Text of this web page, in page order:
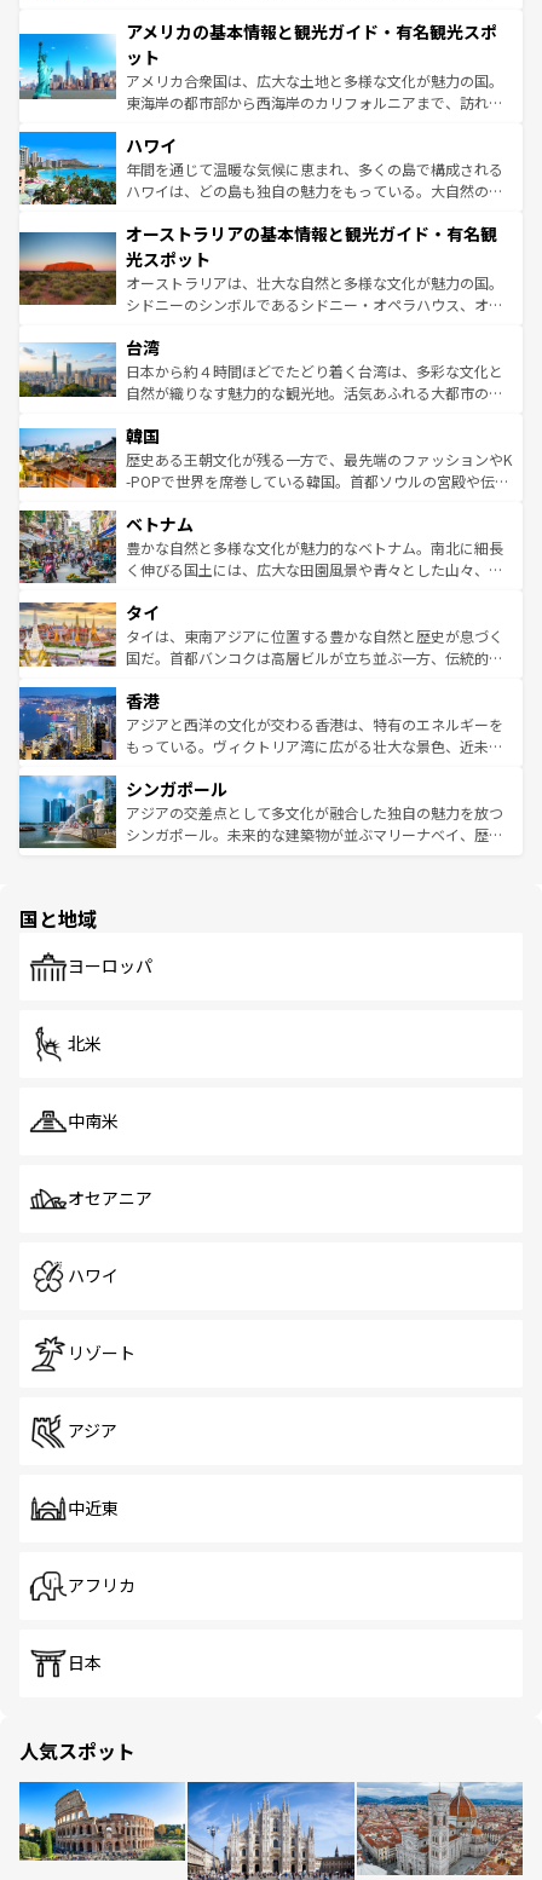
ンツ一覧を参照してほしい。
の建物がそのまま残る町や、スイスならではのユニークな
博物館もあり、アルプス観光だけでなく町歩きも満喫する
ことができる。国民の所得が高いため物価も高いが、旅行
者向けの交通パス提供のサービスもあり、うまく活用すれ
着のスイス情報は
アメリカの基本情報と観光ガイド・有名観光スポ
ット
アメリカ合衆国は、広大な土地と多様な文化が魅力の国。
東海岸の都市部から西海岸のカリフォルニアまで、訪れる
のような巨大都市は、観光、ショッピング、エンターテイ
ンメントが詰まった刺激的なスポットだ。一方、アメリカ
西部には大自然が広がり、グランドキャニオンやイエロー
部のニューオーリンズでは、音楽と美食が融合した独特の
文化が魅力。旅行者はアメリカの各地域で異なる魅力を楽
しみながら、その多様性と豊かな歴史を感じることができ
るだろう。車でのロードトリップや列車の旅も、アメリカ
情報は
ハワイ
年間を通じて温暖な気候に恵まれ、多くの島で構成される
ハワイは、どの島も独自の魅力をもっている。大自然の神
ワイ島は見逃せない。また、定番の観光地といえばオアフ
島だが、静かな自然を求めるならマウイ島やカウアイ島が
おすすめ。エメラルドグリーンに輝く海をはじめ、豊かな
文化や歴史が息づいている。「アロハスピリット」と呼ば
人々、おいしいローカルフードやハワイアンミュージッ
ク、伝統的なフラダンスなど、すべてがハワイの魅力を彩
っている。訪れるたびに新しい発見と感動が待っているハ
はコンテンツ一覧
オーストラリアの基本情報と観光ガイド・有名観
光スポット
オーストラリアは、壮大な自然と多様な文化が魅力の国。
シドニーのシンボルであるシドニー・オペラハウス、オー
リアリーフや大陸中央部にそびえるウルル（エアーズロッ
ク）、タスマニアの美しい原生林やケアンズの熱帯雨林な
ど、見どころがたくさん。また、カフェやワイン、オージ
いる。アクティビティも充実しており、サーフィンやダイ
ビング、ハイキングなど、アウトドア好きにはたまらな
い。オーストラリアの多彩な魅力を存分に味わいつくそ
参照してほしい。
台湾
日本から約４時間ほどでたどり着く台湾は、多彩な文化と
自然が織りなす魅力的な観光地。活気あふれる大都市の台
ン）、静ひつな山岳地帯である台湾東部など、都市の喧騒
と山間の静けさが共存しており、訪れる人に新しい発見と
驚きをもたらしてくれる。また、奥深い台湾の食文化も魅
容にもいいと評判のスイーツなど、バラエティ豊かな料理
が味わえる。 なお、新着の台湾情報は コンテンツ一覧を参
照してほしい。
韓国
歴史ある王朝文化が残る一方で、最先端のファッションやK
-POPで世界を席巻している韓国。首都ソウルの宮殿や伝統
き、地方に足を延ばせば四季折々の自然美を楽しむことが
できる。そして、キムチや焼肉、絶品のストリートフード
まで、さまざまな韓国料理が待っている。夜には、韓国な
リティに包まれながら、韓国の多彩な魅力を心ゆくまで味
わってみてほしい。 なお、新着の韓国情報はコンテンツ一
覧を参照してほしい。
ベトナム
豊かな自然と多様な文化が魅力的なベトナム。南北に細長
く伸びる国土には、広大な田園風景や青々とした山々、世
急速な発展と共に伝統が息づく。ハノイの古い町並みやホ
ーチミン市のフランス統治時代の建物も、独特の雰囲気を
醸し出している。また、バラエティの豊かさとおいしさで
とつ。フォーやバインミー、ベトナムコーヒーなどは、ぜ
ひ現地で味わいたい。どの地域を訪れてもあたたかい人々
が旅行者を迎えてくれるので、きっと忘れられない旅にな
参照してほしい。
タイ
タイは、東南アジアに位置する豊かな自然と歴史が息づく
国だ。首都バンコクは高層ビルが立ち並ぶ一方、伝統的な
の活気が交差している。北部ではチェンマイなどの山岳地
帯で自然と触れ合い、南部ではプーケットやクラビの美し
いビーチでリゾート気分を楽しむことができる。タイ料理
激する。気候は一年中温暖で、どの季節にも異なる楽しみ
が待っている。親しみやすいタイの人々、仏教を中心とし
た文化、そして多様な観光資源が、訪れる旅人を魅了し続
香港
アジアと西洋の文化が交わる香港は、特有のエネルギーを
もっている。ヴィクトリア湾に広がる壮大な景色、近未来
み、どこを訪れても感動するはず。観光スポットが密集し
ており、効率よく見どころを回れるのも魅力。息をのむよ
うな絶景から文化的な体験まで、香港を存分に楽しみ尽く
シンガポール
アジアの交差点として多文化が融合した独自の魅力を放つ
シンガポール。未来的な建築物が並ぶマリーナベイ、歴史
で、ホーカーズは地元の風情を楽しめる外せないスポット
国と地域
ヨーロッパ
北米
中南米
オセアニア
ハワイ
リゾート
アジア
中近東
アフリカ
日本
人気スポット